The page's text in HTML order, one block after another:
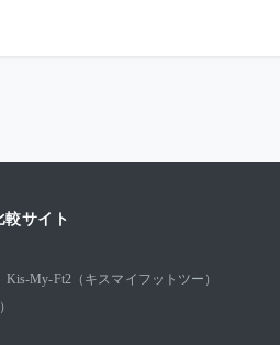
サイト
Kis-My-Ft2（キスマイフットツー）